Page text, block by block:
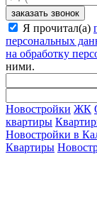
заказать звонок
Я прочитал(а)
персональных
на обработку
ними.
Новостройки ЖК
квартиры
Новостройки в
Квартиры